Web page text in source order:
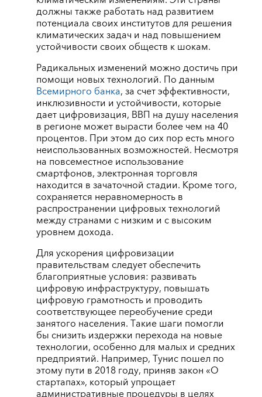
должны также работать над развитием
потенциала своих институтов для решения
климатических задач и над повышением
устойчивости своих обществ к шокам.
Радикальных изменений можно достичь при
помощи новых технологий. По данным
Всемирного банка, за счет эффективности,
инклюзивности и устойчивости, которые
дает цифровизация, ВВП на душу населения
в регионе может вырасти более чем на 40
процентов. При этом до сих пор есть много
неиспользованных возможностей. Несмотря
на повсеместное использование
смартфонов, электронная торговля
находится в зачаточной стадии. Кроме того,
сохраняется неравномерность в
распространении цифровых технологий
между странами с низким и с высоким
уровнем дохода.
Для ускорения цифровизации
правительствам следует обеспечить
благоприятные условия: развивать
цифровую инфраструктуру, повышать
цифровую грамотность и проводить
соответствующее переобучение среди
занятого населения. Такие шаги помогли
бы снизить издержки перехода на новые
технологии, особенно для малых и средних
предприятий. Например, Тунис пошел по
этому пути в 2018 году, приняв закон «О
стартапах», который упрощает